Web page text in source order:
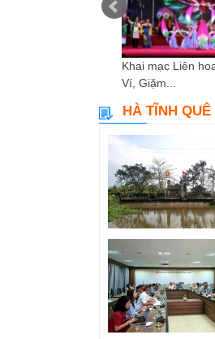
Khai mạc Liên
Ví, Giặm...
HÀ TĨNH QUÊ